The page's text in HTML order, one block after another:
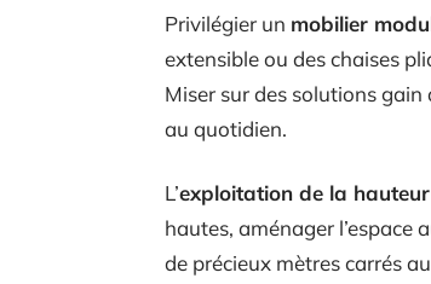
Privilégier un mobilier
extensible ou des chaises
Miser sur des solutions
au quotidien.
L’exploitation de la
hautes, aménager l’espace
de précieux mètres carrés